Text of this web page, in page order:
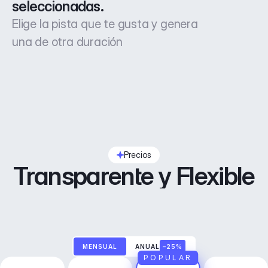
seleccionadas.
Elige la pista que te gusta y genera
una de otra duración
Precios
Transparente y Flexible
MENSUAL ANUAL –25%
POPULAR